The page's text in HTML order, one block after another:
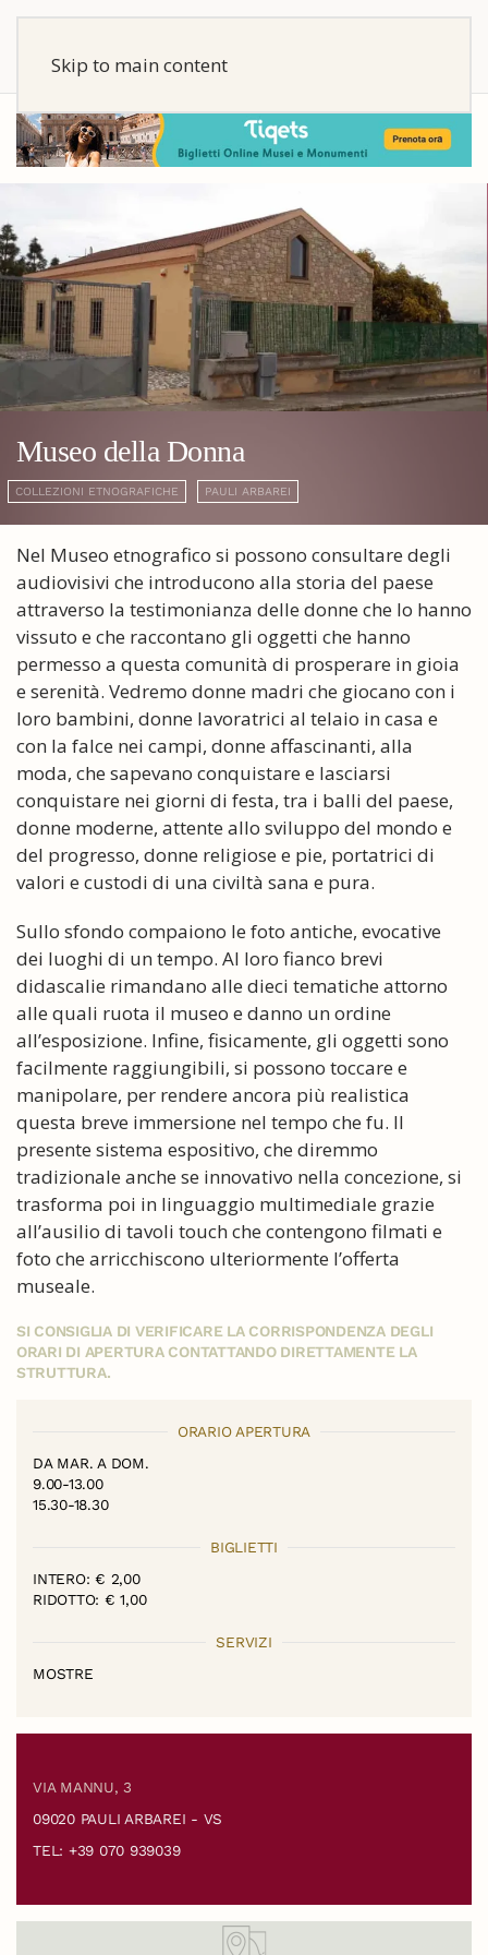
Skip to main content
Museo della Donna
COLLEZIONI ETNOGRAFICHE PAULI ARBAREI
Nel Museo etnografico si possono consultare degli
audiovisivi che introducono alla storia del paese
attraverso la testimonianza delle donne che lo hanno
vissuto e che raccontano gli oggetti che hanno
permesso a questa comunità di prosperare in gioia
e serenità. Vedremo donne madri che giocano con i
loro bambini, donne lavoratrici al telaio in casa e
con la falce nei campi, donne affascinanti, alla
moda, che sapevano conquistare e lasciarsi
conquistare nei giorni di festa, tra i balli del paese,
donne moderne, attente allo sviluppo del mondo e
del progresso, donne religiose e pie, portatrici di
valori e custodi di una civiltà sana e pura.
Sullo sfondo compaiono le foto antiche, evocative
dei luoghi di un tempo. Al loro fianco brevi
didascalie rimandano alle dieci tematiche attorno
alle quali ruota il museo e danno un ordine
all’esposizione. Infine, fisicamente, gli oggetti sono
facilmente raggiungibili, si possono toccare e
manipolare, per rendere ancora più realistica
questa breve immersione nel tempo che fu. Il
presente sistema espositivo, che diremmo
tradizionale anche se innovativo nella concezione, si
trasforma poi in linguaggio multimediale grazie
all’ausilio di tavoli touch che contengono filmati e
foto che arricchiscono ulteriormente l’offerta
museale.
SI CONSIGLIA DI VERIFICARE LA CORRISPONDENZA DEGLI
ORARI DI APERTURA CONTATTANDO DIRETTAMENTE LA
STRUTTURA.
ORARIO APERTURA
DA MAR. A DOM.
9.00-13.00
15.30-18.30
BIGLIETTI
INTERO: € 2,00
RIDOTTO: € 1,00
SERVIZI
MOSTRE
VIA MANNU, 3
09020 PAULI ARBAREI - VS
TEL: +39 070 939039